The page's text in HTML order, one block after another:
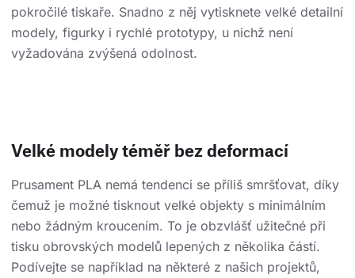
pokročilé tiskaře. Snadno z něj vytisknete velké detailní
modely, figurky i rychlé prototypy, u nichž není
vyžadována zvýšená odolnost.
Velké modely téměř bez deformací
Prusament PLA nemá tendenci se příliš smršťovat, díky
čemuž je možné tisknout velké objekty s minimálním
nebo žádným kroucením. To je obzvlášť užitečné při
tisku obrovských modelů lepených z několika částí.
Podívejte se například na některé z našich projektů,